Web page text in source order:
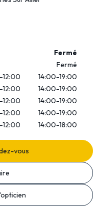
Fermé
Fermé
14:00-19:00
14:00-19:00
14:00-19:00
14:00-19:00
14:00-18:00
vous